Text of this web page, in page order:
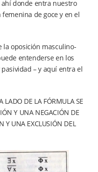
donde entra nuestro
de goce y en el
la oposición masculino-
entenderse en los
– y aquí entra el
LADO DE LA FÓRMULA SE
Y UNA NEGACIÓN DE
Y UNA EXCLUSIÓN DEL